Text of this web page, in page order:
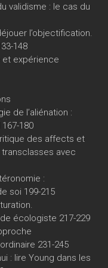
validisme : le cas du
l’objectification.
148
et expérience
de l’aliénation :
180
des affects et
avec
:
soi 199-215
écologiste 217-229
231-245
: lire Young dans les